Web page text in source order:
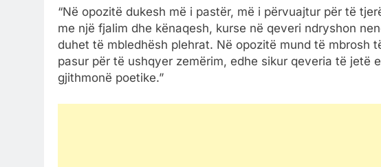
“Në opozitë dukesh më i pastër, më i përvuajtur për të
me një fjalim dhe kënaqesh, kurse në qeveri ndryshon
duhet të mbledhësh plehrat. Në opozitë mund të mbrosh
pasur për të ushqyer zemërim, edhe sikur qeveria të jetë
gjithmonë poetike.”